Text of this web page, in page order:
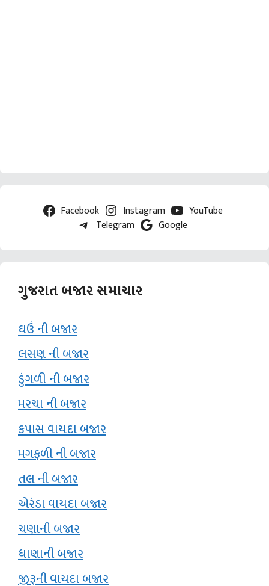
Facebook Instagram
YouTube
Telegram
Google
ગુજરાત બજાર સમાચાર
ઘઉં ની બજાર
લસણ ની બજાર
ડુંગળી ની બજાર
મરચા ની બજાર
કપાસ વાયદા બજાર
મગફળી ની બજાર
તલ ની બજાર
એરંડા વાયદા બજાર
ચણાની બજાર
ધાણાની બજાર
જીરૂની વાયદા બજાર